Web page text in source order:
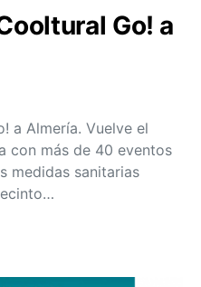
Go! a
a Almería. Vuelve el
con más de 40 eventos
medidas sanitarias